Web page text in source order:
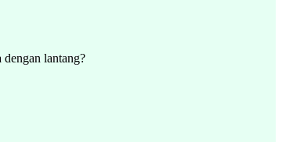
lantang?